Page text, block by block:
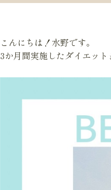
こんにちは！水野です。
3か月間実施したダイエッ